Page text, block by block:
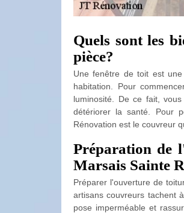
Quels sont les
pièce?
Une fenêtre de toit est
habitation. Pour
luminosité. De ce fait,
détériorer la santé. Pour
Rénovation est le couvreur
Préparation de
Marsais Sainte
Préparer l'ouverture de
artisans couvreurs tachent
pose imperméable et